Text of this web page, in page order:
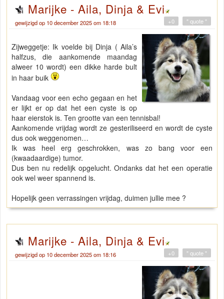
Marijke - Aila, Dinja & Evi
gewijzigd op 10 december 2025 om 18:18 " quote "
+0
Zijweggetje: Ik voelde bij Dinja ( Aila’s
halfzus, die aankomende maandag
alweer 10 wordt) een dikke harde bult
in haar buik
Vandaag voor een echo gegaan en het
er lijkt er op dat het een cyste is op
haar eierstok is. Ten grootte van een tennisbal!
Aankomende vrijdag wordt ze gesteriliseerd en wordt de cyste
dus ook weggenomen…
Ik was heel erg geschrokken, was zo bang voor een
(kwaadaardige) tumor.
Dus ben nu redelijk opgelucht. Ondanks dat het een operatie
ook wel weer spannend is.
Hopelijk geen verrassingen vrijdag, duimen jullie mee ?
Marijke - Aila, Dinja & Evi
gewijzigd op 10 december 2025 om 18:16 " quote "
+0